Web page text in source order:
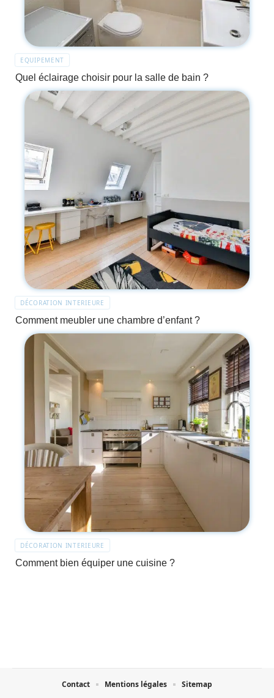
EQUIPEMENT
Quel éclairage choisir pour la salle de bain ?
DÉCORATION INTERIEURE
Comment meubler une chambre d’enfant ?
DÉCORATION INTERIEURE
Comment bien équiper une cuisine ?
Contact Mentions légales Sitemap